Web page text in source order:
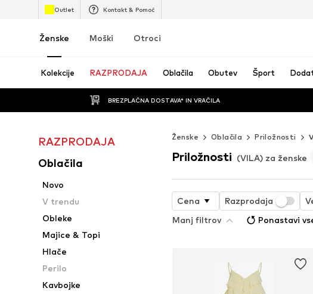
Outlet Kontakt & Pomoč
Ženske Moški Otroci
Kolekcije RAZPRODAJA Oblačila Obutev Šport
BREZPLAČNA DOSTAVA* IN VRAČILA
RAZPRODAJA
Oblačila
Novo
V trendu
Obleke
Majice & Topi
Hlače
Perilo
Kavbojke
Ženske Oblačila Priložnosti
Priložnosti (VILA) za ženske
Cena Razprodaja
Manj filtrov
Ponastavi